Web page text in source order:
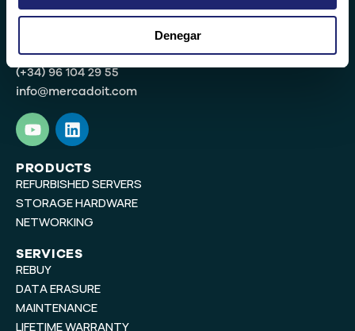
Denegar
Valencia
(+34) 96 104 29 55
info@mercadoit.com
Y
o
u
t
u
b
e
L
i
n
k
e
d
i
PRODUCTS
REFURBISHED SERVERS
STORAGE HARDWARE
NETWORKING
SERVICES
REBUY
DATA ERASURE
MAINTENANCE
LIFETIME WARRANTY